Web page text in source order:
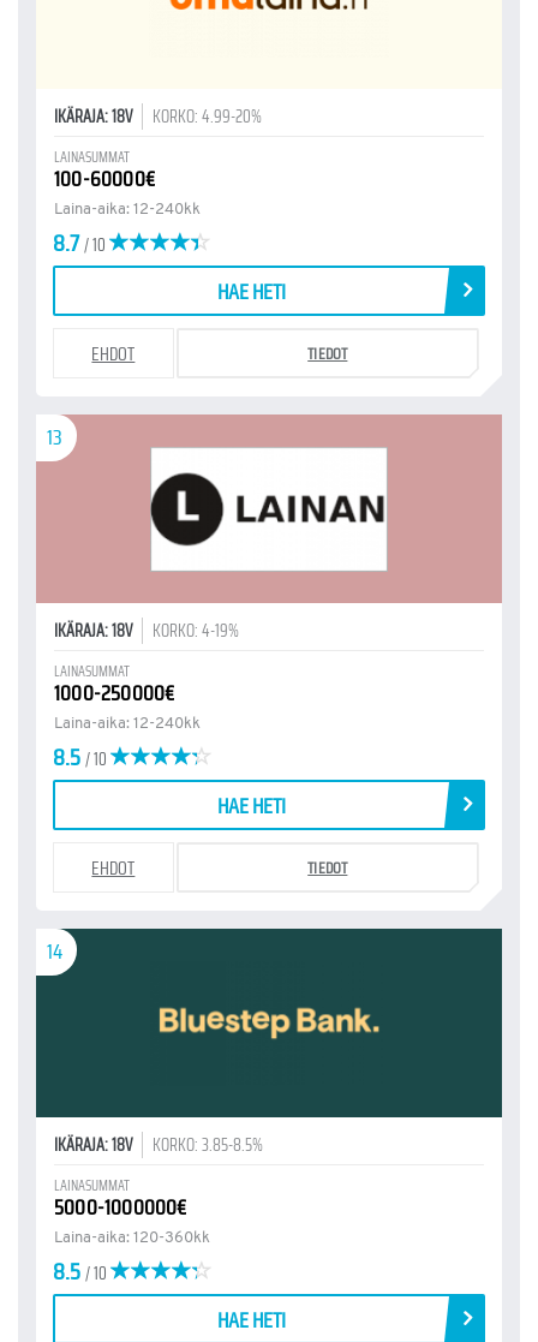
IKÄRAJA: 18V KORKO: 4.99-20%
LAINASUMMAT
100-60000€
Laina-aika: 12-240kk
8.7/ 10
HAE HETI
EHDOT TIEDOT
13
IKÄRAJA: 18V KORKO: 4-19%
LAINASUMMAT
1000-250000€
Laina-aika: 12-240kk
8.5/ 10
HAE HETI
EHDOT TIEDOT
14
IKÄRAJA: 18V KORKO: 3.85-8.5%
LAINASUMMAT
5000-1000000€
Laina-aika: 120-360kk
8.5/ 10
HAE HETI